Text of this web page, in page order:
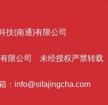
技(南通)有限公司
限公司 未经授权严禁转载
：info@sifajingcha.com